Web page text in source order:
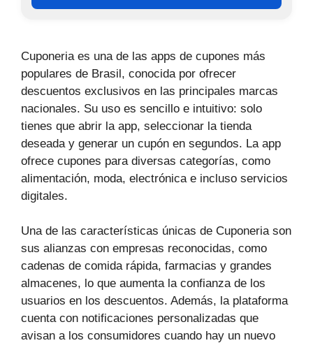
Cuponeria es una de las apps de cupones más
populares de Brasil, conocida por ofrecer
descuentos exclusivos en las principales marcas
nacionales. Su uso es sencillo e intuitivo: solo
tienes que abrir la app, seleccionar la tienda
deseada y generar un cupón en segundos. La app
ofrece cupones para diversas categorías, como
alimentación, moda, electrónica e incluso servicios
digitales.
Una de las características únicas de Cuponeria son
sus alianzas con empresas reconocidas, como
cadenas de comida rápida, farmacias y grandes
almacenes, lo que aumenta la confianza de los
usuarios en los descuentos. Además, la plataforma
cuenta con notificaciones personalizadas que
avisan a los consumidores cuando hay un nuevo